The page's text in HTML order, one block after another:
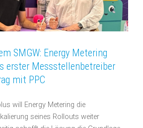
SMGW: Energy Metering
erster Messstellenbetreiber
mit PPC
will Energy Metering die
seines Rollouts weiter